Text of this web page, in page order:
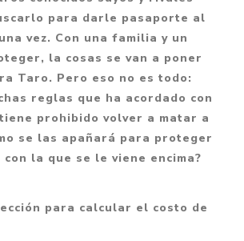
para darle pasaporte al
vez. Con una familia y un
la cosas se van a poner
Taro. Pero eso no es todo:
reglas que ha acordado con
prohibido volver a matar a
se las apañará para proteger
la que se le viene encima?
para calcular el costo de